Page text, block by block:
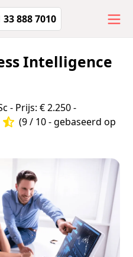
33 888 7010
Intelligence
- Prijs: € 2.250 -
(9 / 10 - gebaseerd op